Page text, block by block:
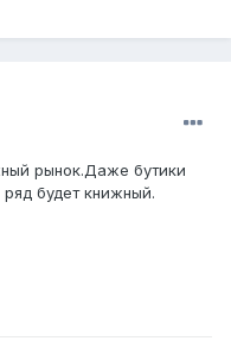
рынок.Даже бутики
будет книжный.